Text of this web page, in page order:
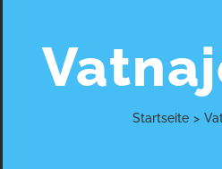
Startseite >